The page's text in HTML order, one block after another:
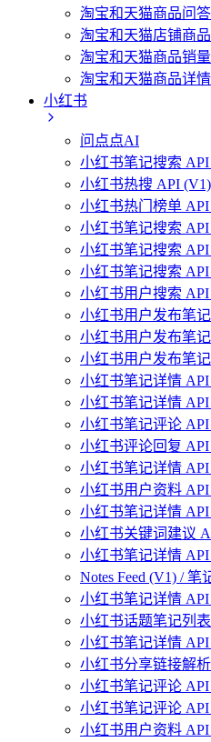
淘宝和天猫商品问
淘宝和天猫店铺商
淘宝和天猫商品销
淘宝和天猫商品详
小红书
问点点AI
小红书笔记搜索
小红书热搜 API (V1)
小红书热门榜单
小红书笔记搜索
小红书笔记搜索
小红书笔记搜索
小红书用户搜索
小红书用户发布笔
小红书用户发布笔
小红书用户发布笔
小红书笔记详情
小红书笔记详情
小红书笔记评论
小红书评论回复
小红书笔记详情
小红书用户资料
小红书笔记详情
小红书关键词建议
小红书笔记详情
Notes Feed (V1) / 笔
小红书笔记详情
小红书话题笔记列
小红书笔记详情
小红书分享链接解
小红书笔记评论
小红书笔记评论
小红书用户资料